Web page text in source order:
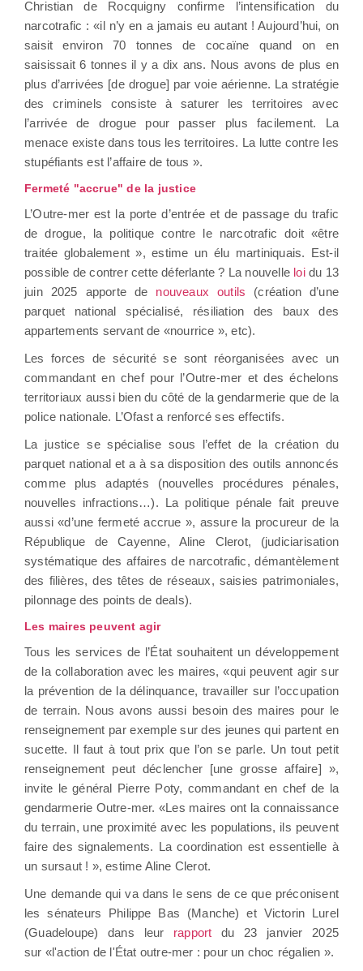
Christian de Rocquigny confirme l’intensification du
narcotrafic : «il n’y en a jamais eu autant ! Aujourd’hui, on
saisit environ 70 tonnes de cocaïne quand on en
saisissait 6 tonnes il y a dix ans. Nous avons de plus en
plus d’arrivées [de drogue] par voie aérienne. La stratégie
des criminels consiste à saturer les territoires avec
l’arrivée de drogue pour passer plus facilement. La
menace existe dans tous les territoires. La lutte contre les
stupéfiants est l’affaire de tous ».
Fermeté "accrue" de la justice
L’Outre-mer est la porte d’entrée et de passage du trafic
de drogue, la politique contre le narcotrafic doit «être
traitée globalement », estime un élu martiniquais. Est-il
possible de contrer cette déferlante ? La nouvelle loidu 13
juin 2025 apporte de nouveaux outils (création d’une
parquet national spécialisé, résiliation des baux des
appartements servant de «nourrice », etc).
Les forces de sécurité se sont réorganisées avec un
commandant en chef pour l’Outre-mer et des échelons
territoriaux aussi bien du côté de la gendarmerie que de la
police nationale. L’Ofast a renforcé ses effectifs.
La justice se spécialise sous l’effet de la création du
parquet national et a à sa disposition des outils annoncés
comme plus adaptés (nouvelles procédures pénales,
nouvelles infractions…). La politique pénale fait preuve
aussi «d’une fermeté accrue », assure la procureur de la
République de Cayenne, Aline Clerot, (judiciarisation
systématique des affaires de narcotrafic, démantèlement
des filières, des têtes de réseaux, saisies patrimoniales,
pilonnage des points de deals).
Les maires peuvent agir
Tous les services de l’État souhaitent un développement
de la collaboration avec les maires, «qui peuvent agir sur
la prévention de la délinquance, travailler sur l’occupation
de terrain. Nous avons aussi besoin des maires pour le
renseignement par exemple sur des jeunes qui partent en
sucette. Il faut à tout prix que l’on se parle. Un tout petit
renseignement peut déclencher [une grosse affaire] »,
invite le général Pierre Poty, commandant en chef de la
gendarmerie Outre-mer. «Les maires ont la connaissance
du terrain, une proximité avec les populations, ils peuvent
faire des signalements. La coordination est essentielle à
un sursaut ! », estime Aline Clerot.
Une demande qui va dans le sens de ce que préconisent
les sénateurs Philippe Bas (Manche) et Victorin Lurel
(Guadeloupe) dans leur rapport du 23 janvier 2025
sur «l'action de l'État outre-mer : pour un choc régalien ».